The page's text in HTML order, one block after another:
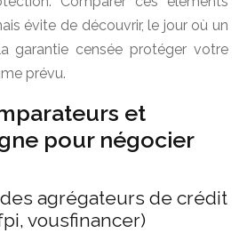
évite de découvrir, le jour où un
garantie censée protéger votre
prévu.
et
pour négocier
agrégateurs de crédit
vousfinancer)